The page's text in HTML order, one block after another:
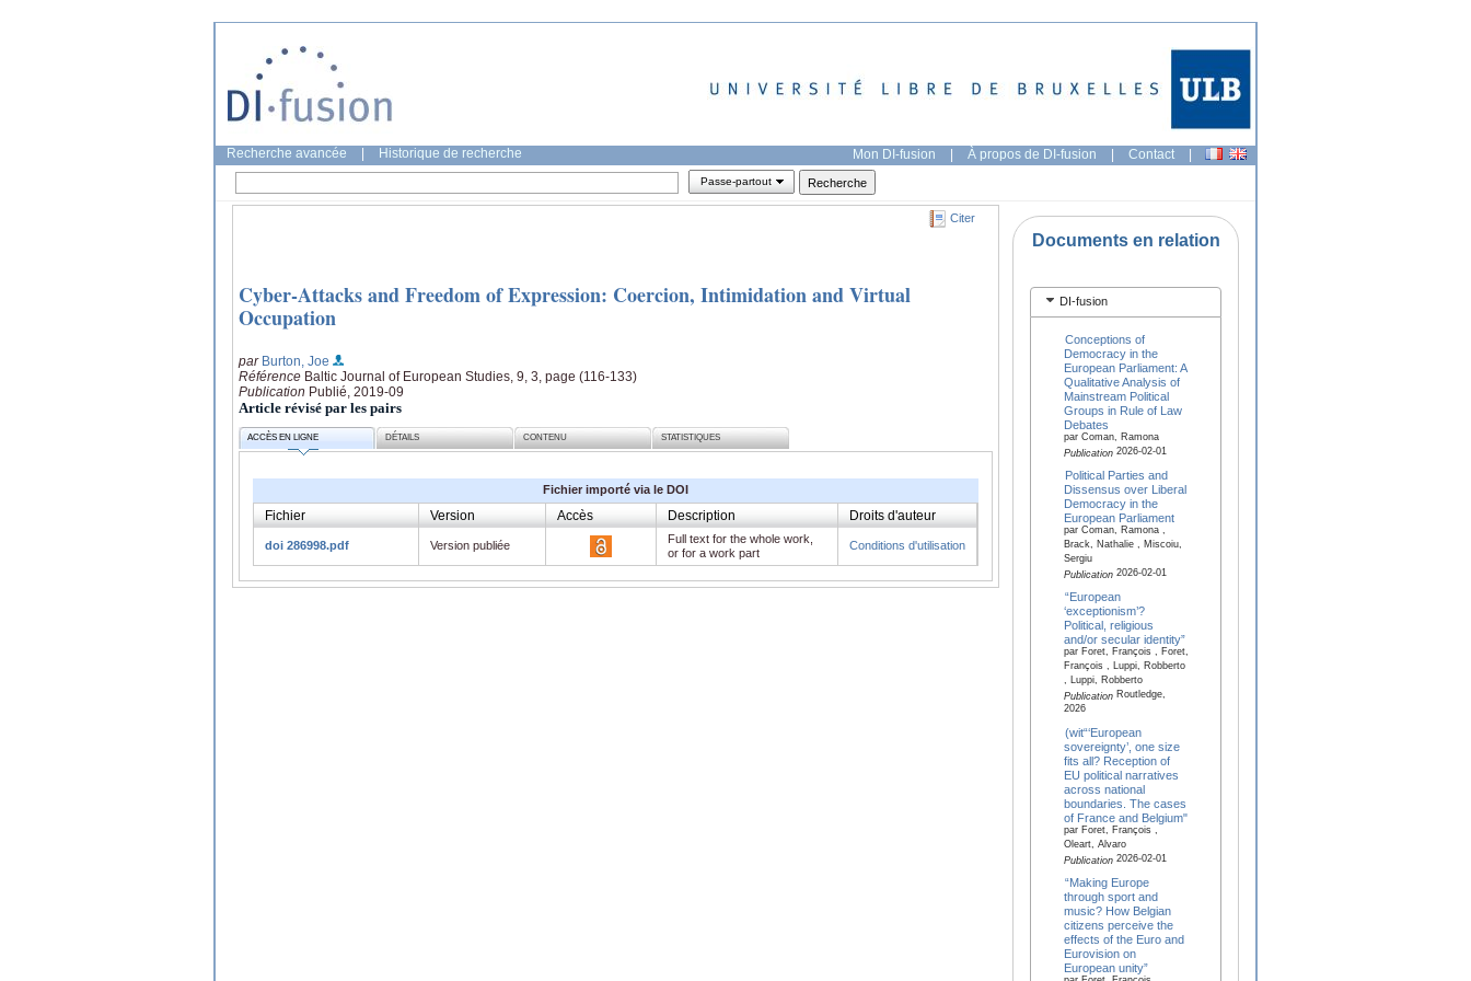
Recherche avancée Historique de recherche Mon DI-fusion | À propos de DI-fusion | Contact |
Passe-partout
Citer
Cyber-Attacks and Freedom of Expression: Coercion, Intimidation and Virtual
Occupation
par Burton, Joe
Référence Baltic Journal of European Studies, 9, 3, page (116-133)
Publication Publié, 2019-09
Article révisé par les pairs
ACCÈS EN LIGNE DÉTAILS CONTENU STATISTIQUES
Fichier importé via le DOI
Fichier Version Accès Description Droits d'auteur
doi 286998.pdf Version publiée
Full text for the whole work,
or for a work part
Conditions d'utilisation
Documents en relation
DI-fusion
Conceptions of
Democracy in the
European Parliament: A
Qualitative Analysis of
Mainstream Political
Groups in Rule of Law
Debates
par Coman, Ramona
Publication2026-02-01
Political Parties and
Dissensus over Liberal
Democracy in the
European Parliament
par Coman, Ramona ,
Brack, Nathalie , Miscoiu,
Sergiu
Publication2026-02-01
“European
‘exceptionism’?
Political, religious
and/or secular identity”
par Foret, François , Foret,
François , Luppi, Robberto
, Luppi, Robberto
PublicationRoutledge,
2026
(wit“‘European
sovereignty’, one size
fits all? Reception of
EU political narratives
across national
boundaries. The cases
of France and Belgium"
par Foret, François ,
Oleart, Alvaro
Publication2026-02-01
“Making Europe
through sport and
music? How Belgian
citizens perceive the
effects of the Euro and
Eurovision on
European unity”